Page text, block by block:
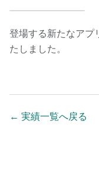
登場する新たなアプ
たしました。
← 実績一覧へ戻る